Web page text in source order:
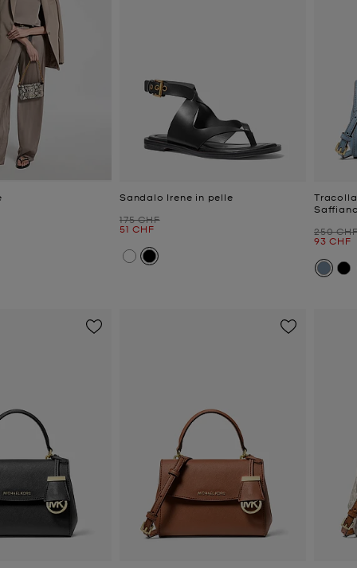
Sandalo Irene in pelle
Prezzo iniziale
175 CHF
Prezzo attuale
51 CHF
Saffiano
Prezzo
250
Prezzo
93 CHF